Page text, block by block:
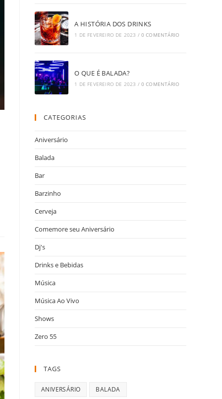
A HISTÓRIA DOS DRINKS
1 DE FEVEREIRO DE 2023 / 0 COMENTÁRIO
O QUE É BALADA?
1 DE FEVEREIRO DE 2023 / 0 COMENTÁRIO
CATEGORIAS
Aniversário
Balada
Bar
Barzinho
Cerveja
Comemore seu Aniversário
Dj's
Drinks e Bebidas
Música
Música Ao Vivo
Shows
Zero 55
TAGS
ANIVERSÁRIO BALADA